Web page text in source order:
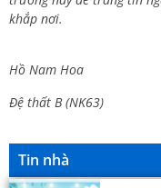
khắp nơi.
Hồ Nam Hoa
Đệ thất B (NK63)
Tin nhà